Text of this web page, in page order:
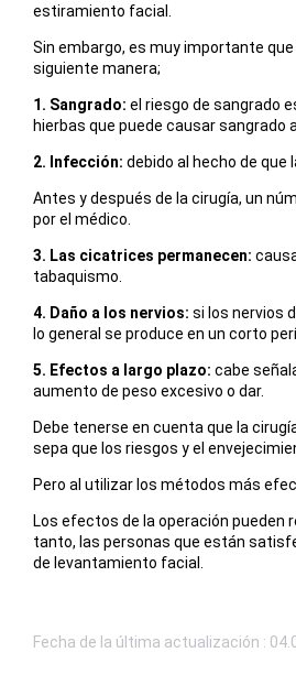
estiramiento facial.
Sin embargo, es muy importante
siguiente manera;
1. Sangrado: el riesgo de sangrado
hierbas que puede causar sangrado
2. Infección: debido al hecho de que
Antes y después de la cirugía, un
por el médico.
3. Las cicatrices permanecen:
tabaquismo.
4. Daño a los nervios: si los nervios
lo general se produce en un corto
5. Efectos a largo plazo: cabe
aumento de peso excesivo o dar.
Debe tenerse en cuenta que la
sepa que los riesgos y el
Pero al utilizar los métodos más
Los efectos de la operación pueden
tanto, las personas que están
de levantamiento facial.
Fecha de la última actualización :